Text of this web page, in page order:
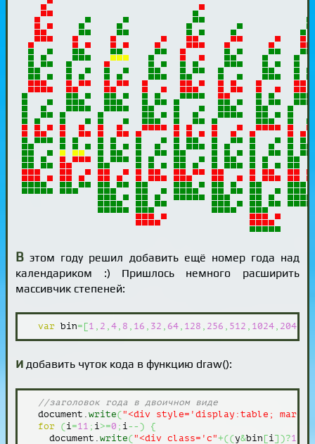
В этом году решил добавить ещё номер года над
календариком :) Пришлось немного расширить
массивчик степеней:
var bin= [1 , 2 , 4, 8 , 16 , 32 , 64, 128 , 256 , 512 , 1024, 2048
и добавить чуток кода в функцию draw():
//заголовок года в двоичном виде
  document.
write( "<div style='display:table;
for
(i =11 ; i >=0 ; i -- )
{
    document.
write( "<div class='c"+((y&bin [i ] )?1